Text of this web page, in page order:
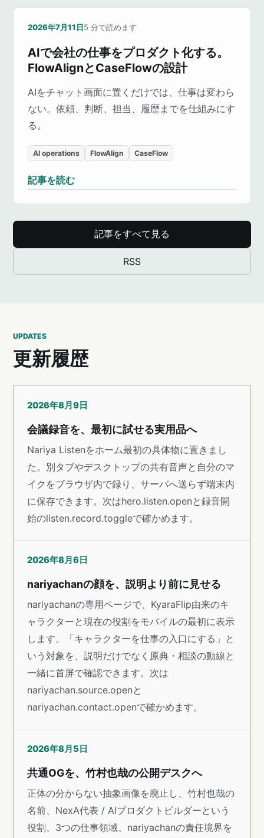
2026年7月11日5 分で読めます
AIで会社の仕事をプロダクト化する。
FlowAlignとCaseFlowの設計
AIをチャット画面に置くだけでは、仕事は変わら
ない。依頼、判断、担当、履歴までを仕組みにす
る。
AI operations FlowAlign CaseFlow
記事を読む
記事をすべて見る
RSS
UPDATES
更新履歴
2026年8月9日
会議録音を、最初に試せる実用品へ
Nariya Listenをホーム最初の具体物に置きまし
た。別タブやデスクトップの共有音声と自分のマ
イクをブラウザ内で録り、サーバへ送らず端末内
に保存できます。次はhero.listen.openと録音開
始のlisten.record.toggleで確かめます。
2026年8月6日
nariyachanの顔を、説明より前に見せる
nariyachanの専用ページで、KyaraFlip由来のキ
ャラクターと現在の役割をモバイルの最初に表示
します。「キャラクターを仕事の入口にする」と
いう対象を、説明だけでなく原典・相談の動線と
一緒に首屏で確認できます。次は
nariyachan.source.openと
nariyachan.contact.openで確かめます。
2026年8月5日
共通OGを、竹村也哉の公開デスクへ
正体の分からない抽象画像を廃止し、竹村也哉の
名前、NexA代表 / AIプロダクトビルダーという
役割、3つの仕事領域、nariyachanの責任境界を